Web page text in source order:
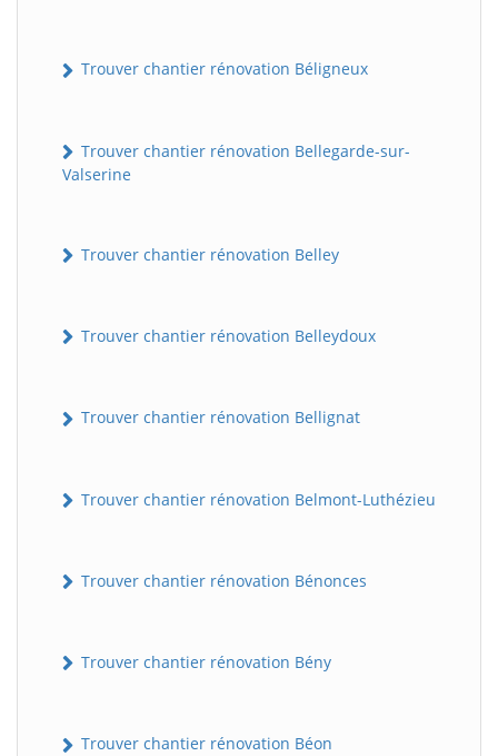
Trouver chantier rénovation Béligneux
Trouver chantier rénovation Bellegarde-sur-
Valserine
Trouver chantier rénovation Belley
Trouver chantier rénovation Belleydoux
Trouver chantier rénovation Bellignat
Trouver chantier rénovation Belmont-Luthézieu
Trouver chantier rénovation Bénonces
Trouver chantier rénovation Bény
Trouver chantier rénovation Béon